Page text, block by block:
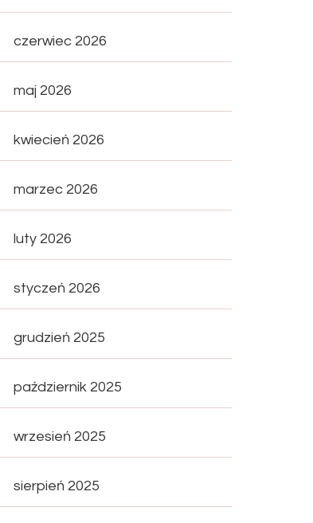
czerwiec 2026
maj 2026
kwiecień 2026
marzec 2026
luty 2026
styczeń 2026
grudzień 2025
październik 2025
wrzesień 2025
sierpień 2025